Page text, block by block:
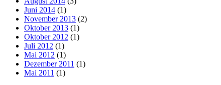
Juni 2014 (1)
November 2013 (2)
Oktober 2013 (1)
Oktober 2012 (1)
Juli 2012 (1)
Mai 2012 (1)
Dezember 2011 (1)
Mai 2011 (1)